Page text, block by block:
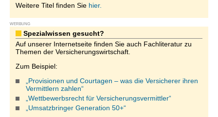
Weitere Titel finden Sie hier.
WERBUNG
Spezialwissen gesucht?
Auf unserer Internetseite finden Sie auch Fachliteratur zu
Themen der Versicherungswirtschaft.
Zum Beispiel:
„Provisionen und Courtagen – was die Versicherer ihren
Vermittlern zahlen“
„Wettbewerbsrecht für Versicherungsvermittler“
„Umsatzbringer Generation 50+“